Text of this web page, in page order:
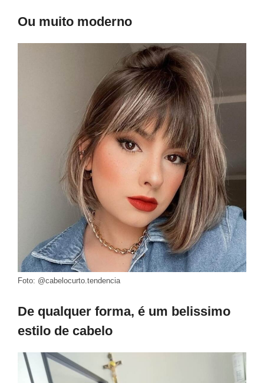
Ou muito moderno
Foto: @cabelocurto.tendencia
De qualquer forma, é um belissimo
estilo de cabelo